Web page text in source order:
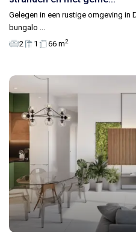
Gelegen in een rustige omgeving in
bungalo
2
1 66 m2